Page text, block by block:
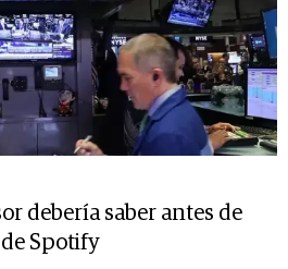
debería saber antes de
Spotify